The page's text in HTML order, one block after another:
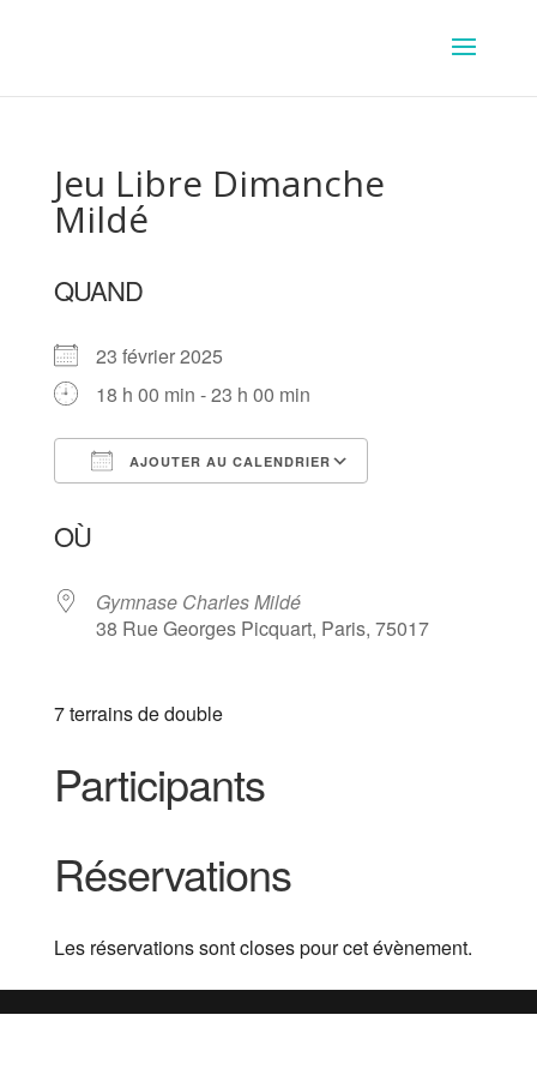
Jeu Libre Dimanche
Mildé
QUAND
23 février 2025
18 h 00 min - 23 h 00 min
AJOUTER AU CALENDRIER
OÙ
Gymnase Charles Mildé
38 Rue Georges Picquart, Paris, 75017
7 terrains de double
Participants
Réservations
Les réservations sont closes pour cet évènement.